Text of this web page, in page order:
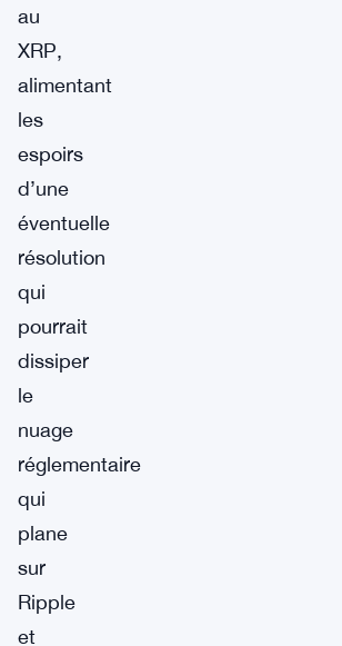
au
XRP,
alimentant
les
espoirs
d’une
éventuelle
résolution
qui
pourrait
dissiper
le
nuage
réglementaire
qui
plane
sur
Ripple
et